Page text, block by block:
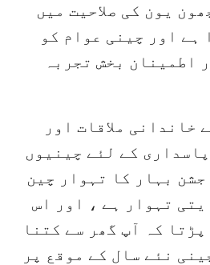
یون کی صلاحیت میں
ہے اور چینی عوام کو
اطمینان بخش تجربہ
خاندانی ملاقات اور
کے لئے چینیوں
بہار کا تہوار چین
تہوار ہے ، اور اس
کہ آپ گھر سے کتنا
نئے سال کے موقع پر